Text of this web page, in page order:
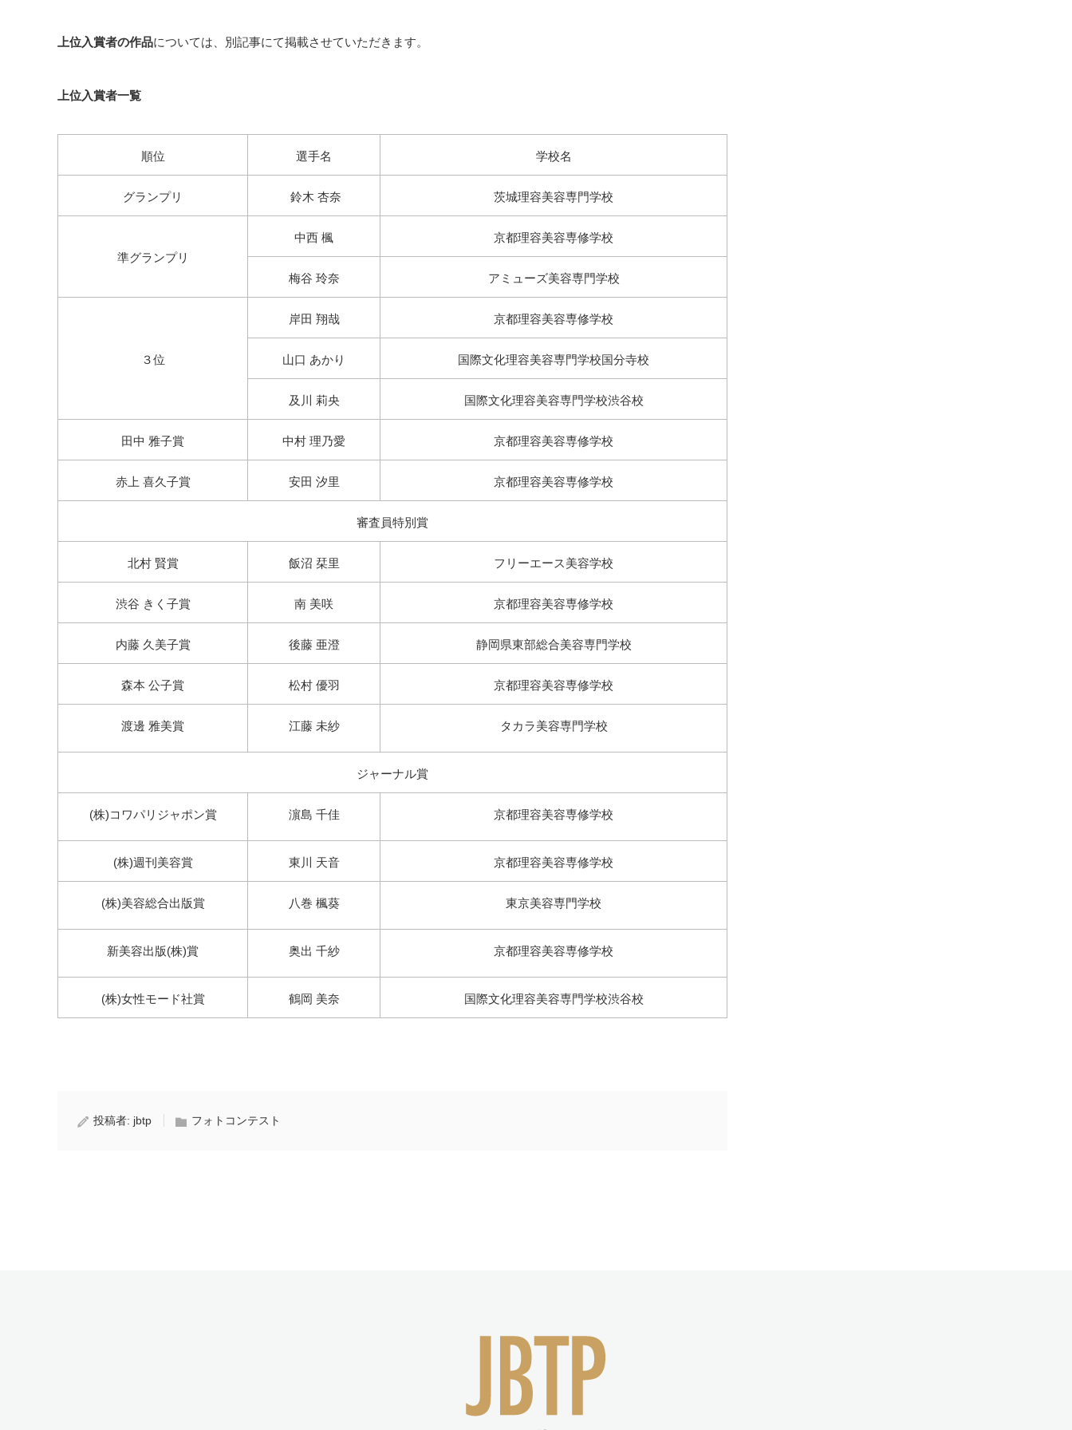
上位入賞者の作品については、別記事にて掲載させていただきます。
上位入賞者一覧
順位 選手名 学校名
グランプリ 鈴木 杏奈 茨城理容美容専門学校
準グランプリ
中西 楓 京都理容美容専修学校
梅谷 玲奈 アミューズ美容専門学校
３位
岸田 翔哉 京都理容美容専修学校
山口 あかり 国際文化理容美容専門学校国分寺校
及川 莉央 国際文化理容美容専門学校渋谷校
田中 雅子賞 中村 理乃愛 京都理容美容専修学校
赤上 喜久子賞 安田 汐里 京都理容美容専修学校
審査員特別賞
北村 賢賞 飯沼 栞里 フリーエース美容学校
渋谷 きく子賞 南 美咲 京都理容美容専修学校
内藤 久美子賞 後藤 亜澄 静岡県東部総合美容専門学校
森本 公子賞 松村 優羽 京都理容美容専修学校
渡邊 雅美賞 江藤 未紗 タカラ美容専門学校
ジャーナル賞
(株)コワパリジャポン賞 濵島 千佳 京都理容美容専修学校
(株)週刊美容賞 東川 天音 京都理容美容専修学校
(株)美容総合出版賞 八巻 楓葵 東京美容専門学校
新美容出版(株)賞 奥出 千紗 京都理容美容専修学校
(株)女性モード社賞 鶴岡 美奈 国際文化理容美容専門学校渋谷校
投稿者: jbtp フォトコンテスト